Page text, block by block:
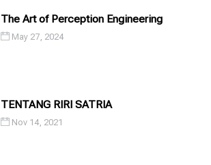
The Art of Perception Engineering
May 27, 2024
TENTANG RIRI SATRIA
Nov 14, 2021